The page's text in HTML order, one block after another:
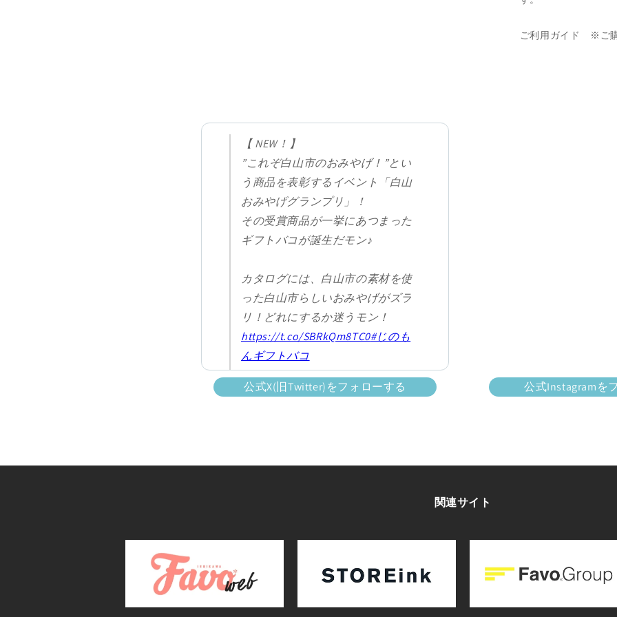
ご利用ガイド ※ご購
【 NEW！】
”これぞ白山市のおみやげ！”とい
う商品を表彰するイベント「白山
おみやげグランプリ」！
その受賞商品が一挙にあつまった
ギフトバコが誕生だモン♪
カタログには、白山市の素材を使
った白山市らしいおみやげがズラ
リ！どれにするか迷うモン！
https://t.co/SBRkQm8TC0#じのも
んギフトバコ
pic.twitter.com/7ddn0fShFI
公式X(旧Twitter)をフォローする 公式Instagramを
関連サイト